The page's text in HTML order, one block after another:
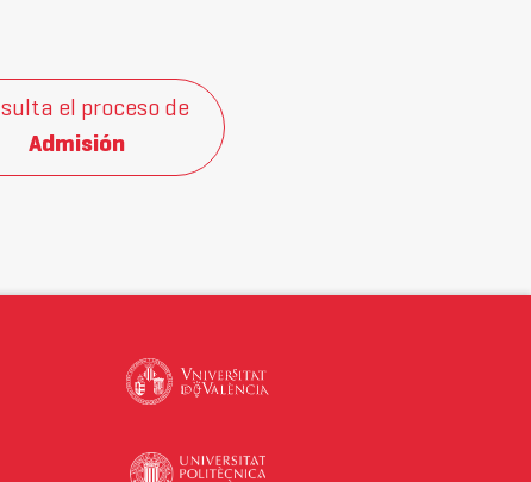
el proceso de
Admisión